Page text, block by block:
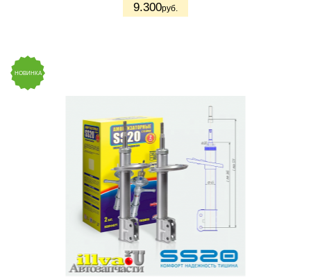
9.300руб.
НОВИНКА